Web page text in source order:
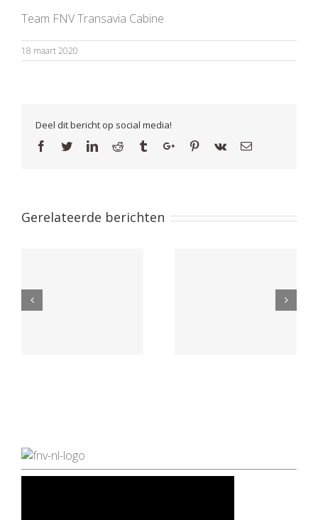
Team FNV Transavia Cabine
18 maart 2020
Deel dit bericht op social media!
Facebook
TwitterLinkedinReddit TumblrGoogle+Pinterest
Vk Email
Gerelateerde berichten